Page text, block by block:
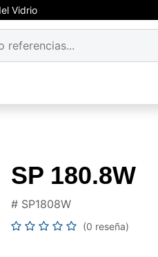
Vidrio
SP 180.8W
# SP1808W
(0 reseña)